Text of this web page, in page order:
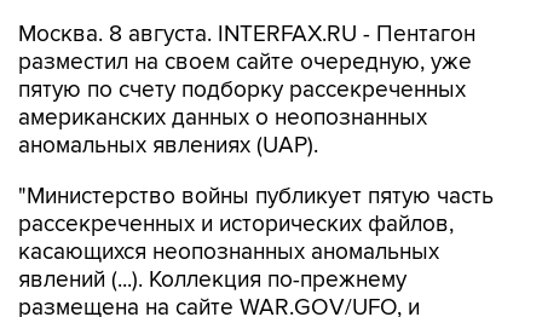
Москва. 8 августа. INTERFAX.RU - Пентагон
разместил на своем сайте очередную, уже
пятую по счету подборку рассекреченных
американских данных о неопознанных
аномальных явлениях (UAP).
"Министерство войны публикует пятую часть
рассекреченных и исторических файлов,
касающихся неопознанных аномальных
явлений (...). Коллекция по-прежнему
размещена на сайте WAR.GOV/UFO, и